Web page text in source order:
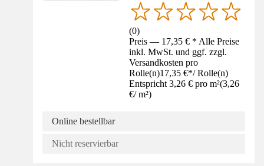
(0)
Preis — 17,35 € * Alle Preise
inkl. MwSt. und ggf. zzgl.
Versandkosten pro
Rolle(n)17,35 €*/ Rolle(n)
Entspricht 3,26 € pro m²(3,26
€/ m²)
Online bestellbar
Nicht reservierbar